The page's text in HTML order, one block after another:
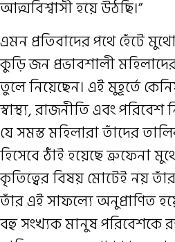
আত্মবিশ্বাসী হয়ে উঠছি।”
এমন প্রতিবাদের পথে হেঁটে
কুড়ি জন প্রভাবশালী
তুলে নিয়েছেন। এই মুহূর্তে
স্বাস্থ্য, রাজনীতি এবং
যে সমস্ত মহিলারা তাঁদের
হিসেবে ঠাঁই হয়েছে ত্রুফেনা
কৃতিত্বের বিষয় মোটেই নয়
তাঁর এই সাফল্যে অনুপ্রাণিত
বহু সংখ্যক মানুষ পরিবেশকে